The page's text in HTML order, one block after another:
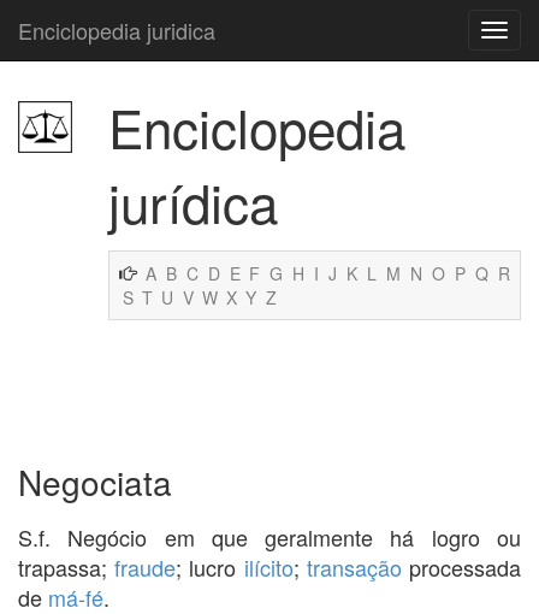
Enciclopedia juridica
Enciclopedia
jurídica
A B C D E F G H I J K L M N O P Q R
S T U V W X Y Z
Negociata
S.f. Negócio em que geralmente há logro ou
trapassa;fraude; lucro ilícito; transação processada
de má-fé.